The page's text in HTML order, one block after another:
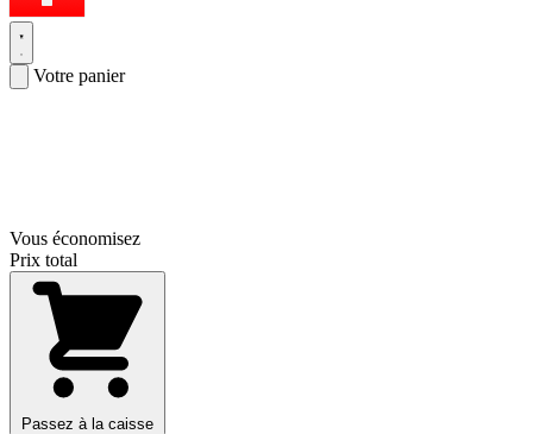
Votre panier
Vous économisez
Prix total
Passez à la caisse